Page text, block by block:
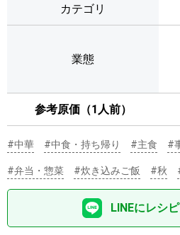
カテゴリ
業態
参考原価（1人前）
#中華 #中食・持ち帰り #主食 #
#弁当・惣菜 #炊き込みご飯 #秋
LINEにレシ